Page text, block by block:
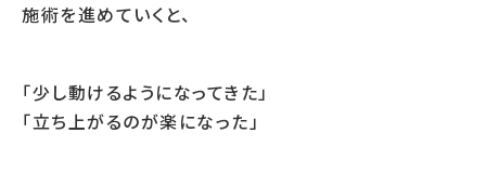
施術を進めていくと、
「少し動けるようになってきた」
「立ち上がるのが楽になった」